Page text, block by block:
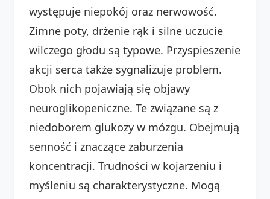
występuje niepokój oraz nerwowość.
Zimne poty, drżenie rąk i silne uczucie
wilczego głodu są typowe. Przyspieszenie
akcji serca także sygnalizuje problem.
Obok nich pojawiają się objawy
neuroglikopeniczne. Te związane są z
niedoborem glukozy w mózgu. Obejmują
senność i znaczące zaburzenia
koncentracji. Trudności w kojarzeniu i
myśleniu są charakterystyczne. Mogą